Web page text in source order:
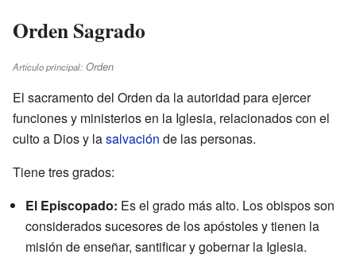
Orden Sagrado
Artículo principal: Orden
El sacramento del Orden da la autoridad para ejercer
funciones y ministerios en la Iglesia, relacionados con el
culto a Dios y lasalvación de las personas.
Tiene tres grados:
El Episcopado: Es el grado más alto. Los obispos son
considerados sucesores de los apóstoles y tienen la
misión de enseñar, santificar y gobernar la Iglesia.